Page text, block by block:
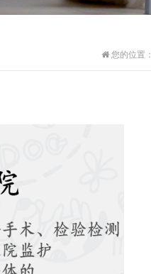
您的位置：